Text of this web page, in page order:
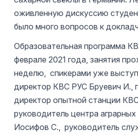
оживленную дискуссию
было много вопросов к
Образовательная программа
феврале 2021 года, занятия
неделю, спикерами уже
директор КВС РУС Бруевич И.,
директор опытной станции
руководитель центра
Иосифов С., руководитель